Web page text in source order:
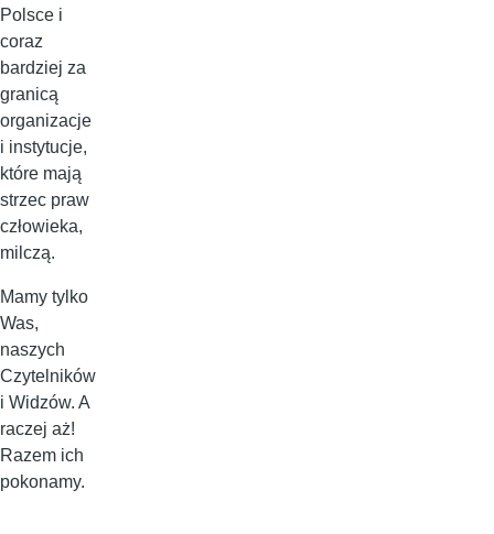
Polsce i
coraz
bardziej za
granicą
organizacje
i instytucje,
które mają
strzec praw
człowieka,
milczą.
Mamy tylko
Was,
naszych
Czytelników
i Widzów. A
raczej aż!
Razem ich
pokonamy.